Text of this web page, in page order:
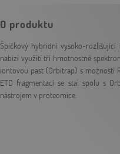
O produktu
Špičkový hybridní vysoko-rozlišující
nabízí využití tří hmotnostně
iontovou past (Orbitrap) s možností
ETD fragmentací se stal spolu s
nástrojem v proteomice.